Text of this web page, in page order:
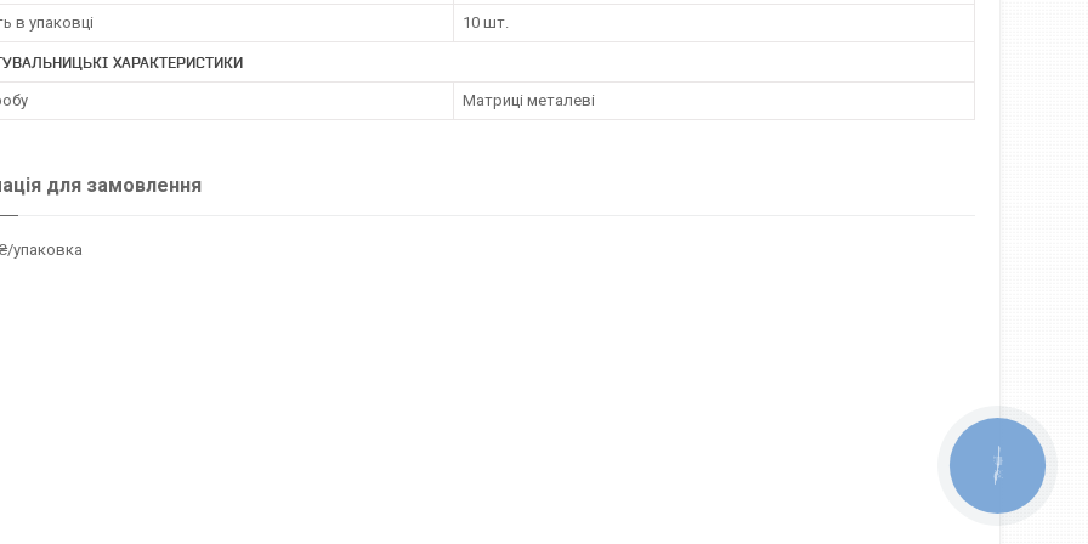
в упаковці 10 шт.
ХАРАКТЕРИСТИКИ
Матриці металеві
для замовлення
упаковка
КНОПКА
ЗВ'ЯЗКУ